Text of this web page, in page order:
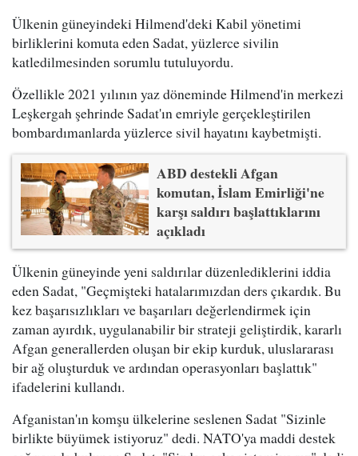
Ülkenin güneyindeki Hilmend'deki Kabil yönetimi
birliklerini komuta eden Sadat, yüzlerce sivilin
katledilmesinden sorumlu tutuluyordu.
Özellikle 2021 yılının yaz döneminde Hilmend'in merkezi
Leşkergah şehrinde Sadat'ın emriyle gerçekleştirilen
bombardımanlarda yüzlerce sivil hayatını kaybetmişti.
ABD destekli Afgan
komutan, İslam Emirliği'ne
karşı saldırı başlattıklarını
açıkladı
Ülkenin güneyinde yeni saldırılar düzenlediklerini iddia
eden Sadat, "Geçmişteki hatalarımızdan ders çıkardık. Bu
kez başarısızlıkları ve başarıları değerlendirmek için
zaman ayırdık, uygulanabilir bir strateji geliştirdik, kararlı
Afgan generallerden oluşan bir ekip kurduk, uluslararası
bir ağ oluşturduk ve ardından operasyonları başlattık"
ifadelerini kullandı.
Afganistan'ın komşu ülkelerine seslenen Sadat "Sizinle
birlikte büyümek istiyoruz" dedi. NATO'ya maddi destek